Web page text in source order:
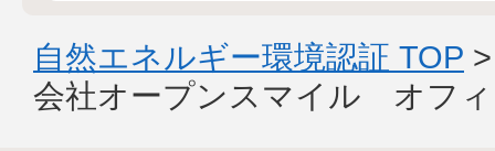
自然エネルギー環境認証 TOP
会社オープンスマイル オフ